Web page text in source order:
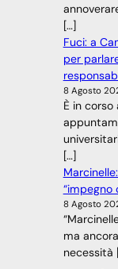
[…]
Fuci: a
per
8 Agosto
È in corso
[…]
“impegno
8 Agosto
ma
necessità